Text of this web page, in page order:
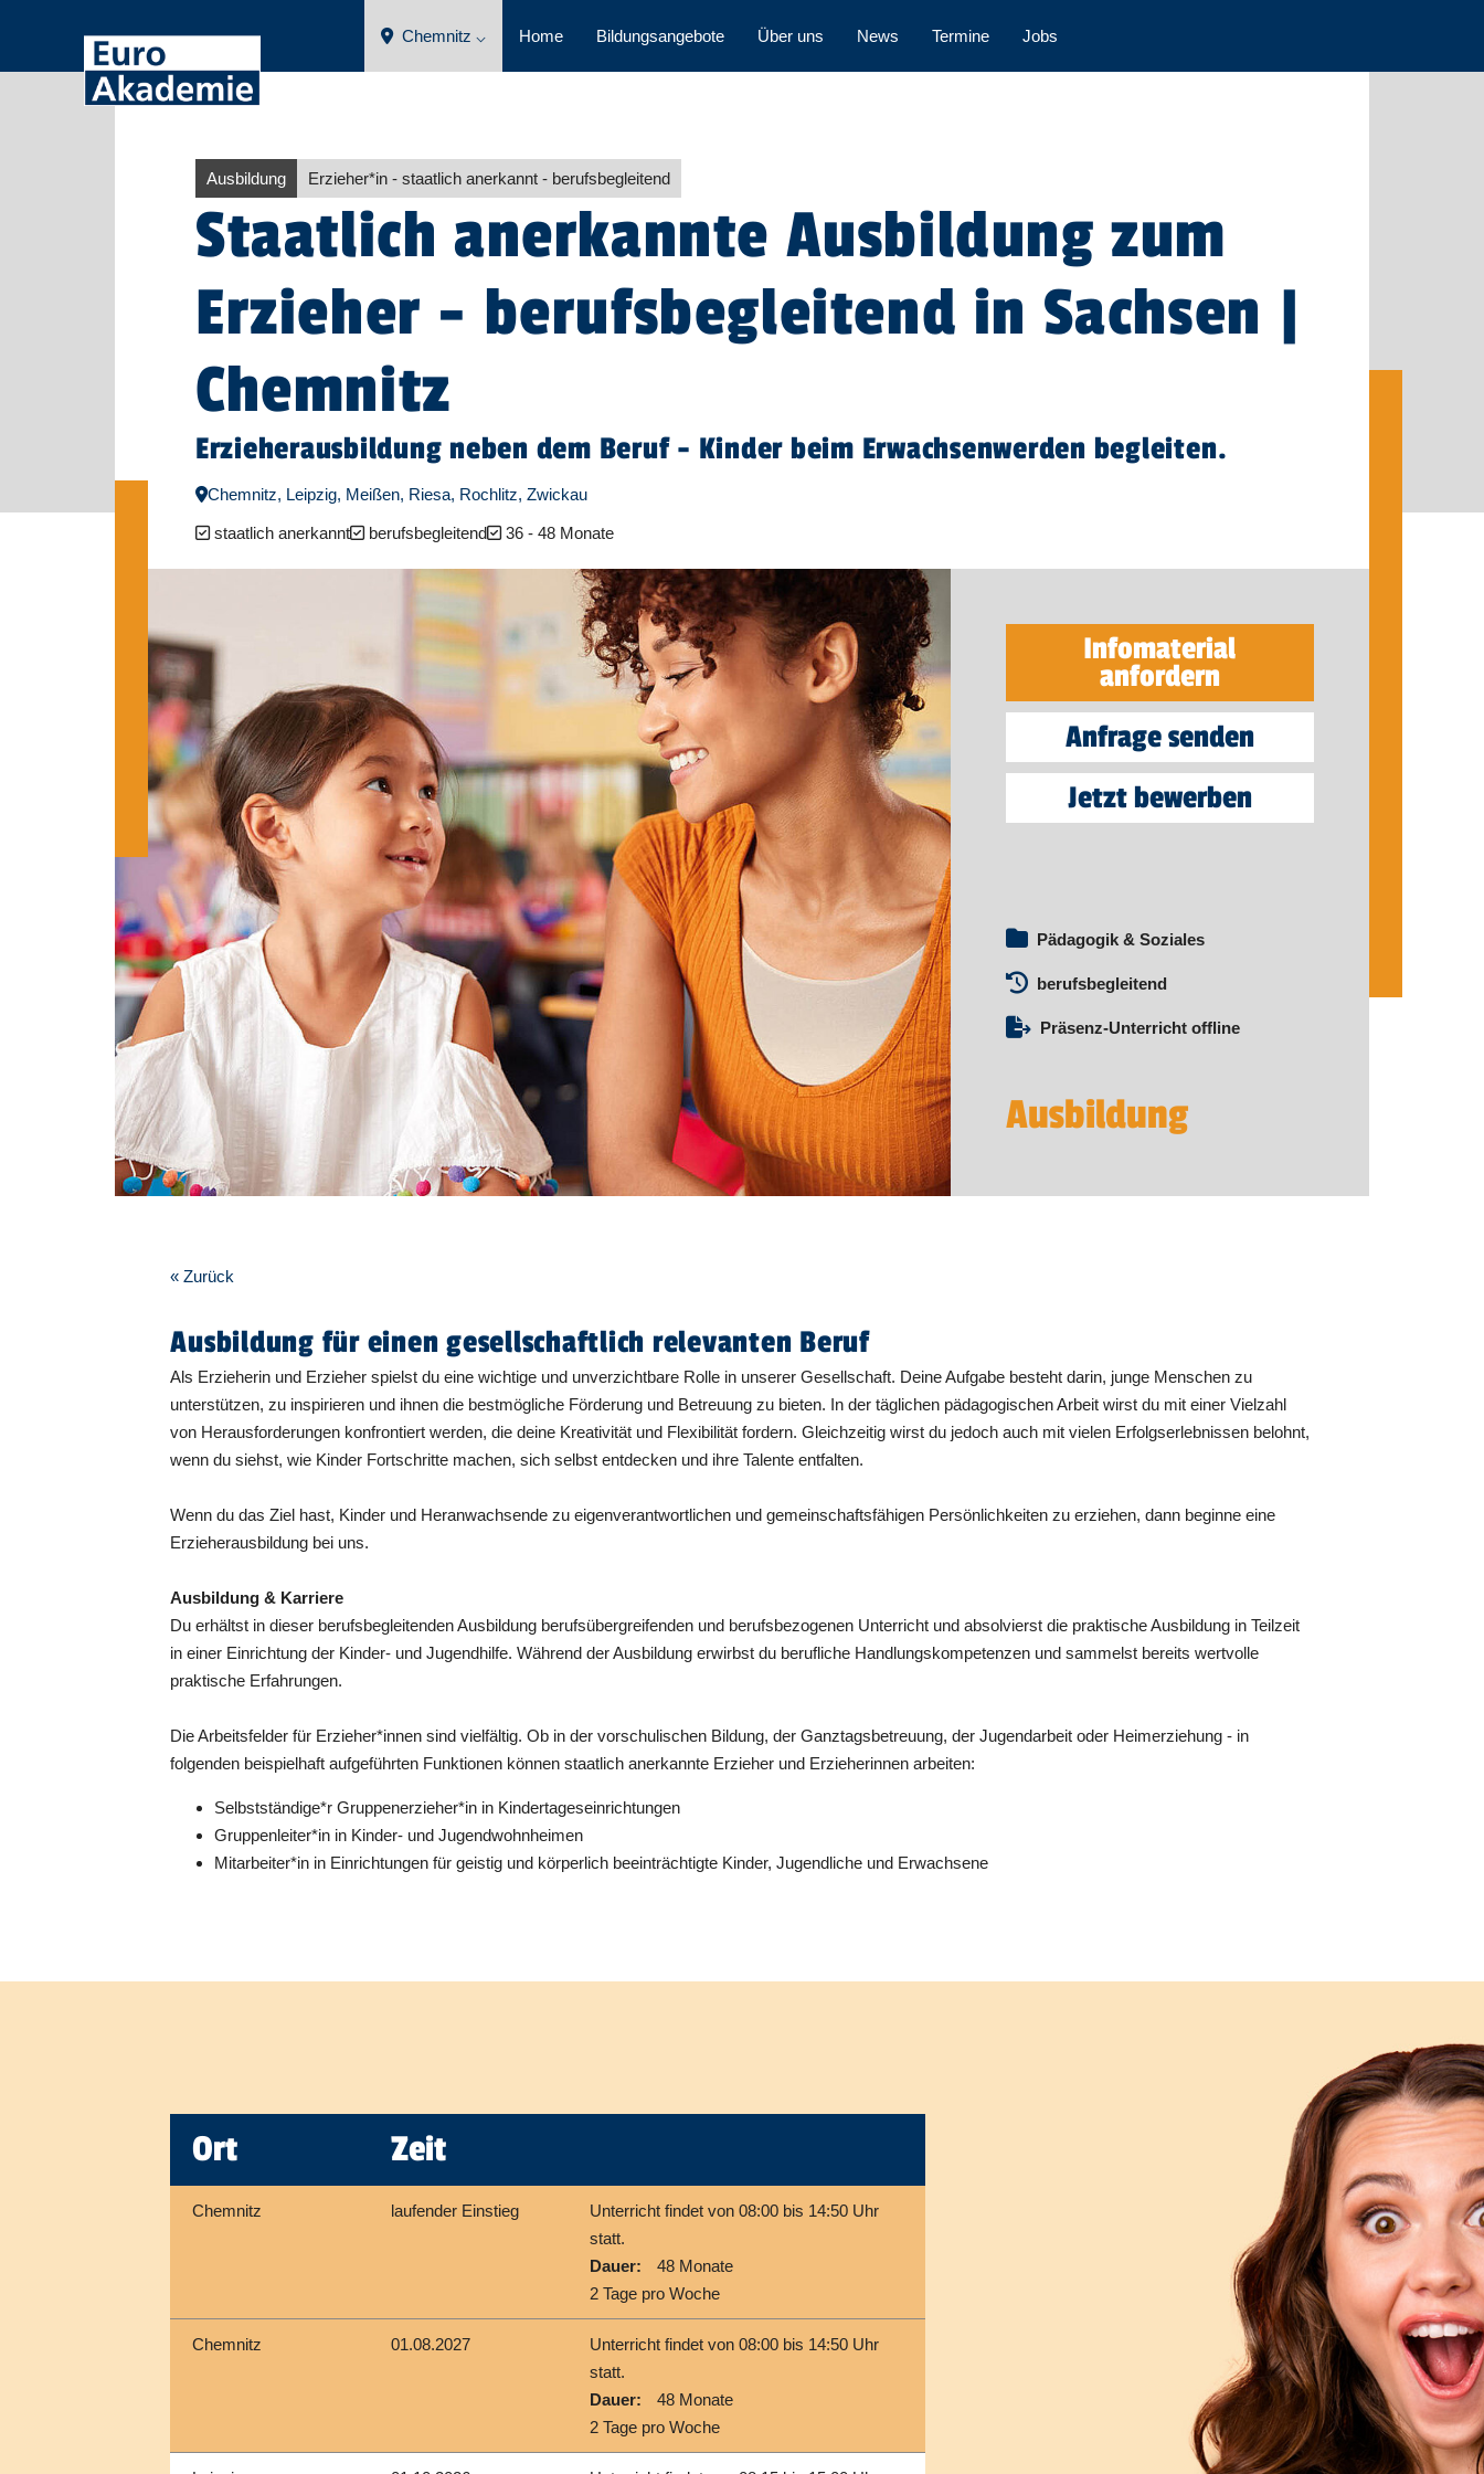
Chemnitz ⌵ Home Bildungsangebote Über uns News Termine Jobs
Ausbildung Erzieher​*in- staatlich anerkannt - berufsbegleitend
Staatlich anerkannte Ausbildung zum
Erzieher - berufsbegleitend in Sachsen |
Chemnitz
Erzieherausbildung neben dem Beruf - Kinder beim Erwachsenwerden begleiten.
Chemnitz, Leipzig, Meißen, Riesa, Rochlitz, Zwickau
staatlich anerkannt berufsbegleitend 36 - 48 Monate
Infomaterial
anfordern
Anfrage senden
Jetzt bewerben
Pädagogik & Soziales
berufsbegleitend
Präsenz-Unterricht offline
Ausbildung
« Zurück
Ausbildung für einen gesellschaftlich relevanten Beruf
Als Erzieherin und Erzieher spielst du eine wichtige und unverzichtbare Rolle in unserer Gesellschaft. Deine Aufgabe besteht darin, junge Menschen zu
unterstützen, zu inspirieren und ihnen die bestmögliche Förderung und Betreuung zu bieten. In der täglichen pädagogischen Arbeit wirst du mit einer Vielzahl
von Herausforderungen konfrontiert werden, die deine Kreativität und Flexibilität fordern. Gleichzeitig wirst du jedoch auch mit vielen Erfolgserlebnissen belohnt,
wenn du siehst, wie Kinder Fortschritte machen, sich selbst entdecken und ihre Talente entfalten.
Wenn du das Ziel hast, Kinder und Heranwachsende zu eigenverantwortlichen und gemeinschaftsfähigen Persönlichkeiten zu erziehen, dann beginne eine
Erzieherausbildung bei uns.
Ausbildung & Karriere
Du erhältst in dieser berufsbegleitenden Ausbildung berufsübergreifenden und berufsbezogenen Unterricht und absolvierst die praktische Ausbildung in Teilzeit
in einer Einrichtung der Kinder- und Jugendhilfe. Während der Ausbildung erwirbst du berufliche Handlungskompetenzen und sammelst bereits wertvolle
praktische Erfahrungen.
Die Arbeitsfelder für Erzieher*innen sind vielfältig. Ob in der vorschulischen Bildung, der Ganztagsbetreuung, der Jugendarbeit oder Heimerziehung - in
folgenden beispielhaft aufgeführten Funktionen können staatlich anerkannte Erzieher und Erzieherinnen arbeiten:
Selbstständige*r Gruppenerzieher*in in Kindertageseinrichtungen
Gruppenleiter*in in Kinder- und Jugendwohnheimen
Mitarbeiter*in in Einrichtungen für geistig und körperlich beeinträchtigte Kinder, Jugendliche und Erwachsene
Ort Zeit
Chemnitz laufender Einstieg
Unterricht findet von 08:00 bis 14:50 Uhr
statt.
Dauer:
48 Monate
2 Tage pro Woche
Chemnitz 01.08.2027
Unterricht findet von 08:00 bis 14:50 Uhr
statt.
Dauer:
48 Monate
2 Tage pro Woche